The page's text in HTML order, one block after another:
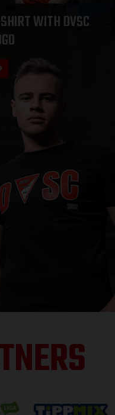
WITH DVSC